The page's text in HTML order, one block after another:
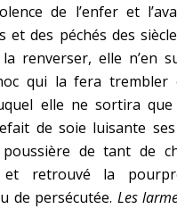
de l’enfer et
et des péchés des
renverser, elle n’en
qui la fera trembler
elle ne sortira
de soie luisante
de tant de
et retrouvé la
de persécutée. Les